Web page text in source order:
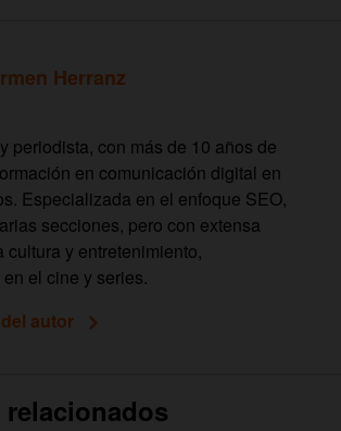
Herranz
periodista, con más de 10 años de
en comunicación digital en
Especializada en el enfoque SEO,
secciones, pero con extensa
cultura y entretenimiento,
el cine y series.
autor